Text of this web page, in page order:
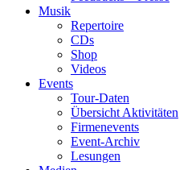
Musik
Repertoire
CDs
Shop
Videos
Events
Tour-Daten
Übersicht Aktivitäten
Firmenevents
Event-Archiv
Lesungen